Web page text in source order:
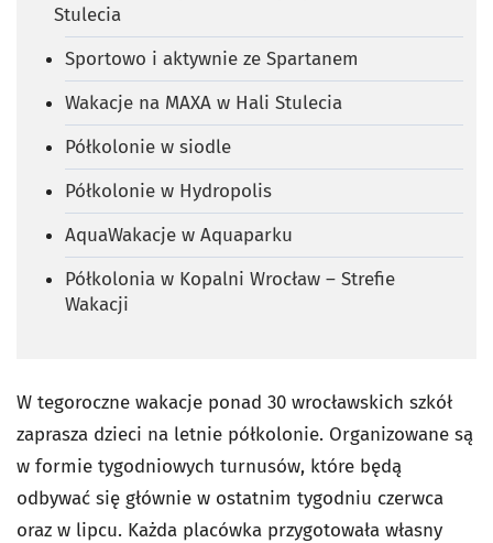
Stulecia
Sportowo i aktywnie ze Spartanem
Wakacje na MAXA w Hali Stulecia
Półkolonie w siodle
Półkolonie w Hydropolis
AquaWakacje w Aquaparku
Półkolonia w Kopalni Wrocław – Strefie
Wakacji
W tegoroczne wakacje ponad 30 wrocławskich szkół
zaprasza dzieci na letnie półkolonie. Organizowane są
w formie tygodniowych turnusów, które będą
odbywać się głównie w ostatnim tygodniu czerwca
oraz w lipcu. Każda placówka przygotowała własny